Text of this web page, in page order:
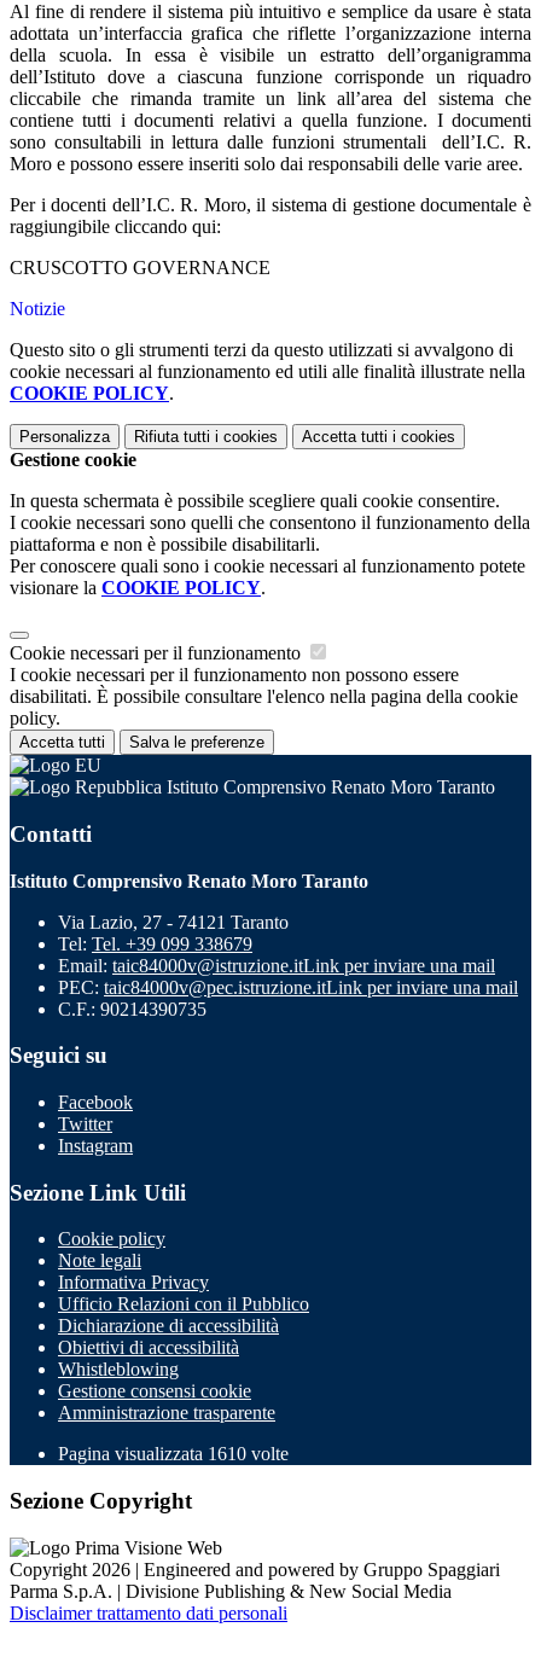
Al fine di rendere il sistema più intuitivo e semplice da usare è stata
adottata un’interfaccia grafica che riflette l’organizzazione interna
della scuola. In essa è visibile un estratto dell’organigramma
dell’Istituto dove a ciascuna funzione corrisponde un riquadro
cliccabile che rimanda tramite un link all’area del sistema che
contiene tutti i documenti relativi a quella funzione. I documenti
sono consultabili in lettura dalle funzioni strumentali dell’I.C. R.
Moro e possono essere inseriti solo dai responsabili delle varie aree.
Per i docenti dell’I.C. R. Moro, il sistema di gestione documentale è
raggiungibile cliccando qui:
CRUSCOTTO GOVERNANCE
Notizie
Questo sito o gli strumenti terzi da questo utilizzati si avvalgono di
cookie necessari al funzionamento ed utili alle finalità illustrate nella
COOKIE POLICY.
Personalizza Rifiuta tutti i cookies Accetta tutti i cookies
Gestione cookie
In questa schermata è possibile scegliere quali cookie consentire.
I cookie necessari sono quelli che consentono il funzionamento della
piattaforma e non è possibile disabilitarli.
Per conoscere quali sono i cookie necessari al funzionamento potete
visionare la COOKIE POLICY.
Cookie necessari per il funzionamento
I cookie necessari per il funzionamento non possono essere
disabilitati. È possibile consultare l'elenco nella pagina della cookie
policy.
Accetta tutti Salva le preferenze
Istituto Comprensivo Renato Moro Taranto
Contatti
Istituto Comprensivo Renato Moro Taranto
Via Lazio, 27 - 74121 Taranto
Tel: Tel. +39 099 338679
Email: taic84000v@istruzione.itLink per inviare una mail
PEC: taic84000v@pec.istruzione.itLink per inviare una mail
C.F.: 90214390735
Seguici su
Facebook
Twitter
Instagram
Sezione Link Utili
Cookie policy
Note legali
Informativa Privacy
Ufficio Relazioni con il Pubblico
Dichiarazione di accessibilità
Obiettivi di accessibilità
Whistleblowing
Gestione consensi cookie
Amministrazione trasparente
Pagina visualizzata 1610 volte
Sezione Copyright
Copyright 2026 | Engineered and powered by Gruppo Spaggiari
Parma S.p.A. | Divisione Publishing & New Social Media
Disclaimer trattamento dati personali